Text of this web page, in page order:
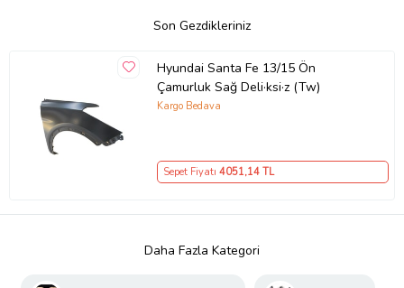
Son Gezdikleriniz
Hyundai Santa Fe 13/15 Ön
Çamurluk Sağ Deli·ksi·z (Tw)
Kargo Bedava
Sepet Fiyatı 4051,14 TL
Daha Fazla Kategori